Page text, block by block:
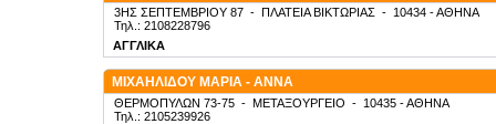
3ΗΣ ΣΕΠΤΕΜΒΡΙΟΥ 87 - ΠΛΑΤΕΙΑ ΒΙΚΤΩΡΙΑΣ - 10434 - ΑΘΗΝΑ
Τηλ.: 2108228796
ΑΓΓΛΙΚΑ
ΜΙΧΑΗΛΙΔΟΥ ΜΑΡΙΑ - ΑΝΝΑ
ΘΕΡΜΟΠΥΛΩΝ 73-75 - ΜΕΤΑΞΟΥΡΓΕΙΟ - 10435 - ΑΘΗΝΑ
Τηλ.: 2105239926